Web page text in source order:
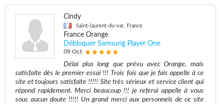
Cindy
Saint-laurent-du-var, France
France Orange
Débloquer Samsung Player One
09 Oct
Délai plus long que prévu avec Orange, mais
satisfaite dès le premier essai !!! Trois fois que je fais appelle à ce
site et toujours satisfaite !!!!! Site très sérieux et service client qui
répond rapidement. Merci beaucoup !!! je referai appelle à vous
sous aucun doute !!!!! Un grand merci aux personnels de ce site